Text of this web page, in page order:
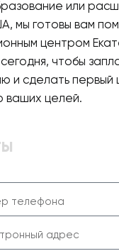
или
мы готовы вам
центром
чтобы
и сделать первый
ваших целей.